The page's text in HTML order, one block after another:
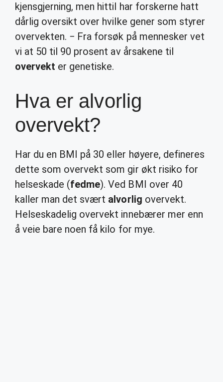
kjensgjerning, men hittil har forskerne hatt
dårlig oversikt over hvilke gener som styrer
overvekten. − Fra forsøk på mennesker vet
vi at 50 til 90 prosent av årsakene til
overvekt er genetiske.
Hva er alvorlig
overvekt?
Har du en BMI på 30 eller høyere, defineres
dette som overvekt som gir økt risiko for
helseskade (fedme). Ved BMI over 40
kaller man det svært alvorlig overvekt.
Helseskadelig overvekt innebærer mer enn
å veie bare noen få kilo for mye.